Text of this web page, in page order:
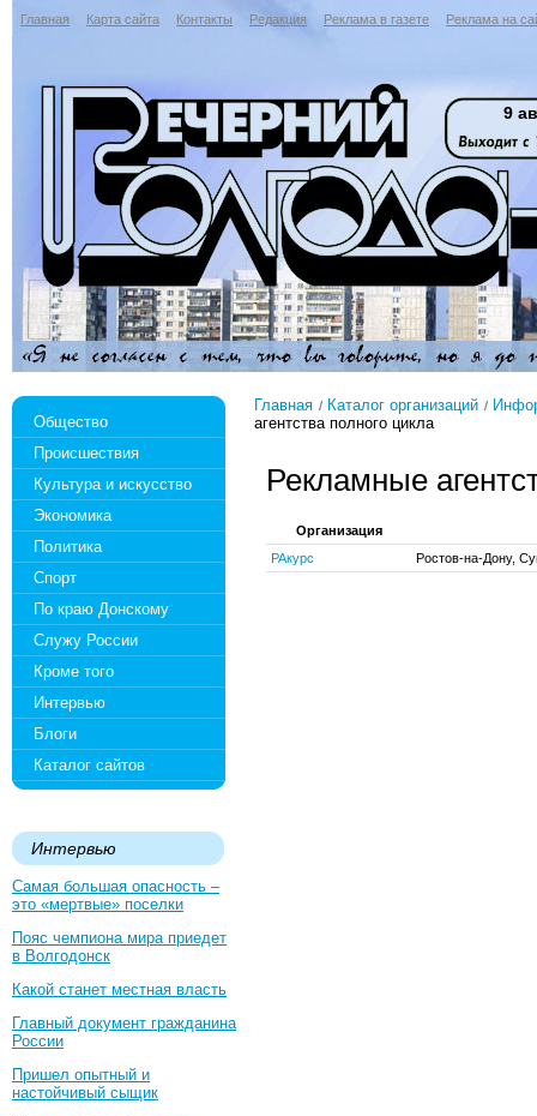
Главная Карта сайта Контакты Редакция Реклама в газете Реклама на
9
Общество
Происшествия
Культура и искусство
Экономика
Политика
Спорт
По краю Донскому
Служу России
Кроме того
Интервью
Блоги
Каталог сайтов
Интервью
Самая большая опасность –
это «мертвые» поселки
Пояс чемпиона мира приедет
в Волгодонск
Какой станет местная власть
Главный документ гражданина
России
Пришел опытный и
настойчивый сыщик
Главная Каталог организаций
агентства полного цикла
Рекламные
Организация
РАкурс
Ростов-на-Дону,